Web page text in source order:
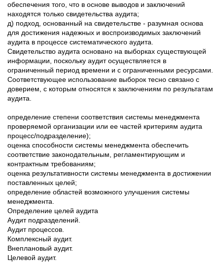
обеспечения того, что в основе выводов и заключений
находятся только свидетельства аудита;
д) подход, основанный на свидетельстве - разумная основа
для достижения надежных и воспроизводимых заключений
аудита в процессе систематического аудита.
Свидетельство аудита основано на выборках существующей
информации, поскольку аудит осуществляется в
ограниченный период времени и с ограниченными ресурсами.
Соответствующее использование выборок тесно связано с
доверием, с которым относятся к заключениям по результатам
аудита.
определение степени соответствия системы менеджмента
проверяемой организации или ее частей критериям аудита
процесс/подразделение);
оценка способности системы менеджмента обеспечить
соответствие законодательным, регламентирующим и
контрактным требованиям;
оценка результативности системы менеджмента в достижении
поставленных целей;
определение областей возможного улучшения системы
менеджмента.
Определение целей аудита
Аудит подразделений.
Аудит процессов.
Комплексный аудит.
Внеплановый аудит.
Целевой аудит.